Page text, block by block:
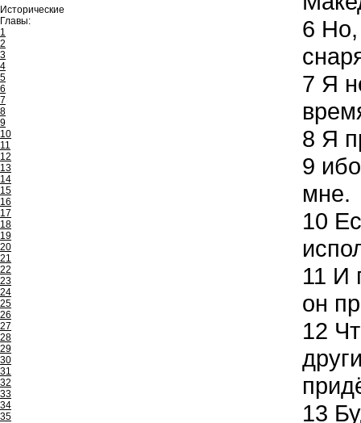
Исторические
Главы:
1
2
3
4
5
6
7
8
9
10
11
12
13
14
15
16
17
18
19
20
21
22
23
24
25
26
27
28
29
30
31
32
33
34
35
6 Но,
7 Я
8 Я
9
мне.
10
11 И
он
12
13